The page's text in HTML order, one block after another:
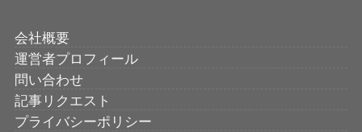
会社概要
運営者プロフィール
問い合わせ
記事リクエスト
プライバシーポリシー